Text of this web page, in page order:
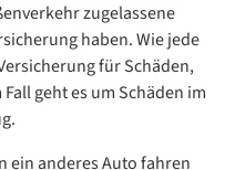
zugelassene
haben. Wie jede
für Schäden,
geht es um Schäden im
ein anderes Auto fahren